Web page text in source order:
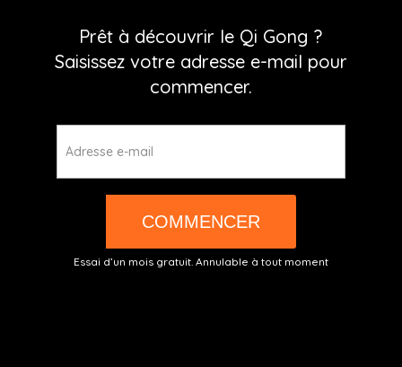
Prêt à découvrir le Qi Gong ?
Saisissez votre adresse e-mail pour
commencer.
Adresse e-mail
COMMENCER
Essai d’un mois gratuit. Annulable à tout moment